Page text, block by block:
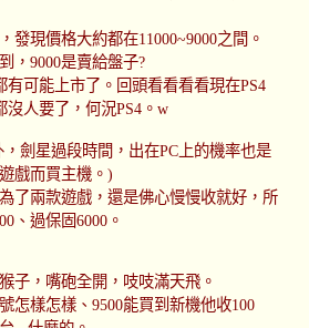
發現價格大約都在11000~9000之間。
，9000是賣給盤子?
有可能上市了。回頭看看看看現在PS4
沒人要了，何況PS4。w
劍星過段時間，出在PC上的機率也是
戲而買主機。)
了兩款遊戲，還是佛心慢慢收就好，所
、過保固6000。
子，嘴砲全開，吱吱滿天飛。
怎樣怎樣、9500能買到新機他收100